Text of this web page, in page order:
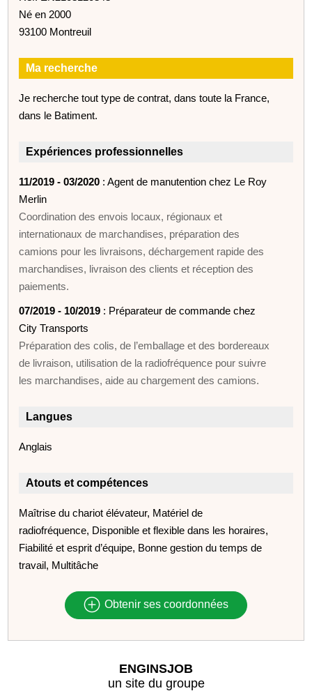
Né en 2000
93100 Montreuil
Ma recherche
Je recherche tout type de contrat, dans toute la France,
dans le Batiment.
Expériences professionnelles
11/2019 - 03/2020 : Agent de manutention chez Le Roy
Merlin
Coordination des envois locaux, régionaux et
internationaux de marchandises, préparation des
camions pour les livraisons, déchargement rapide des
marchandises, livraison des clients et réception des
paiements.
07/2019 - 10/2019 : Préparateur de commande chez
City Transports
Préparation des colis, de l’emballage et des bordereaux
de livraison, utilisation de la radiofréquence pour suivre
les marchandises, aide au chargement des camions.
Langues
Anglais
Atouts et compétences
Maîtrise du chariot élévateur, Matériel de
radiofréquence, Disponible et flexible dans les horaires,
Fiabilité et esprit d’équipe, Bonne gestion du temps de
travail, Multitâche
Obtenir ses coordonnées
ENGINSJOB
un site du groupe